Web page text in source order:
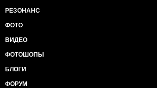
РЕЗОНАНС
ФОТО
ВИДЕО
ФОТОШОПЫ
БЛОГИ
ФОРУМ